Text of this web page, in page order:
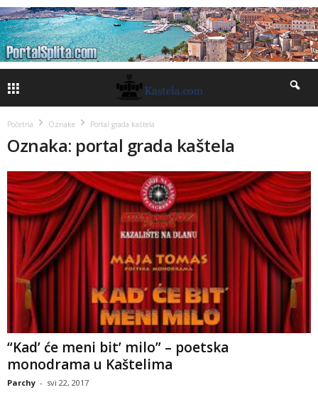
Početna Oznake Portal grada kaštela
Oznaka: portal grada kaštela
“Kad’ će meni bit’ milo” – poetska
monodrama u Kaštelima
Parchy - svi 22, 2017